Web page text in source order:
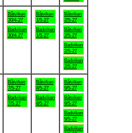
Båtviken
30/4-27
Badviken
30/4-27
Båtviken
1/5-27
Badviken
1/5-27
Båtviken
2/5-27
Båtviken
2/5-27
Badviken
2/5-27
Badviken
2/5-27
Båtviken
7/5-27
Badviken
7/5-27
Båtviken
8/5-27
Badviken
8/5-27
Båtviken
9/5-27
Båtviken
9/5-27
Badviken
9/5-27
Badviken